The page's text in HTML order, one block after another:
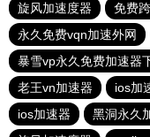
旋风加速度器
免费
永久免费vqn加速外网
暴雪vp永久免费加速器
老王vn加速器
ios加
ios加速器
黑洞永久